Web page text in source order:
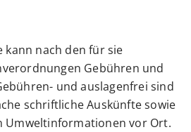
kann nach den für sie
Gebühren und
und auslagenfrei sind
schriftliche Auskünfte sowie
Umweltinformationen vor Ort.